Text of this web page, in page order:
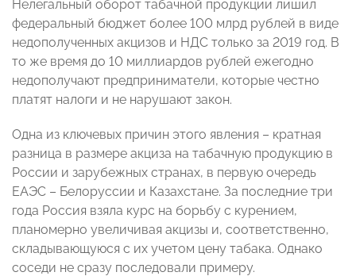
Нелегальный оборот табачной продукции лишил
федеральный бюджет более 100 млрд рублей в виде
недополученных акцизов и НДС только за 2019 год. В
то же время до 10 миллиардов рублей ежегодно
недополучают предприниматели, которые честно
платят налоги и не нарушают закон.
Одна из ключевых причин этого явления – кратная
разница в размере акциза на табачную продукцию в
России и зарубежных странах, в первую очередь
ЕАЭС – Белоруссии и Казахстане. За последние три
года Россия взяла курс на борьбу с курением,
планомерно увеличивая акцизы и, соответственно,
складывающуюся с их учетом цену табака. Однако
соседи не сразу последовали примеру.